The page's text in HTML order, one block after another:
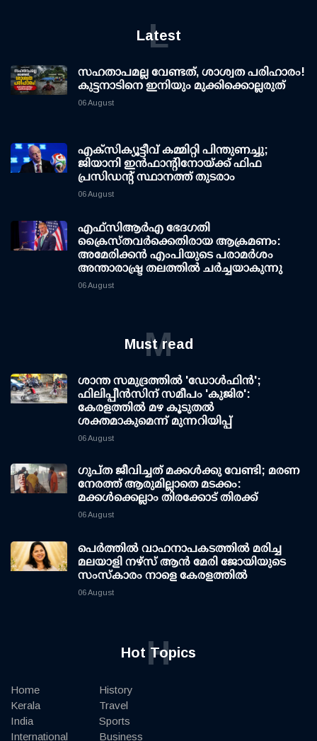
Latest
L
സഹതാപമല്ല വേണ്ടത്, ശാശ്വത പരിഹാരം!
കുട്ടനാടിനെ ഇനിയും മുക്കിക്കൊല്ലരുത്
06 August
എക്സിക്യൂട്ടീവ് കമ്മിറ്റി പിന്തുണച്ചു;
ജിയാനി ഇന്‍ഫാന്റിനോയ്ക്ക് ഫിഫ
പ്രസിഡന്റ് സ്ഥാനത്ത് തുടരാം
06 August
എഫ്‌സി‌ആര്‍‌എ ഭേദഗതി
ക്രൈസ്തവർക്കെതിരായ ആക്രമണം:
അമേരിക്കൻ എംപിയുടെ പരാമർശം
അന്താരാഷ്ട്ര തലത്തിൽ ചർച്ചയാകുന്നു
06 August
Must read
M
ശാന്ത സമുദ്രത്തില്‍ 'ഡോള്‍ഫിന്‍';
ഫിലിപ്പീന്‍സിന് സമീപം 'കുജിര':
കേരളത്തില്‍ മഴ കൂടുതല്‍
ശക്തമാകുമെന്ന് മുന്നറിയിപ്പ്
06 August
ഗുപ്ത ജീവിച്ചത് മക്കള്‍ക്കു വേണ്ടി; മരണ
നേരത്ത് ആരുമില്ലാതെ മടക്കം:
മക്കള്‍ക്കെല്ലാം തിരക്കോട് തിരക്ക്
06 August
പെർത്തിൽ വാഹനാപകടത്തിൽ മരിച്ച
മലയാളി നഴ്സ് ആൻ മേരി ജോയിയുടെ
സംസ്കാരം നാളെ കേരളത്തിൽ
06 August
Hot Topics
H
Home
Kerala
India
International
History
Travel
Sports
Business